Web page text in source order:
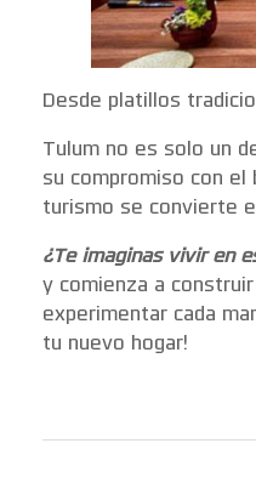
Desde platillos
Tulum no es solo un
su compromiso con el
turismo se convierte
¿Te imaginas vivir en
y comienza a
experimentar cada
tu nuevo hogar!